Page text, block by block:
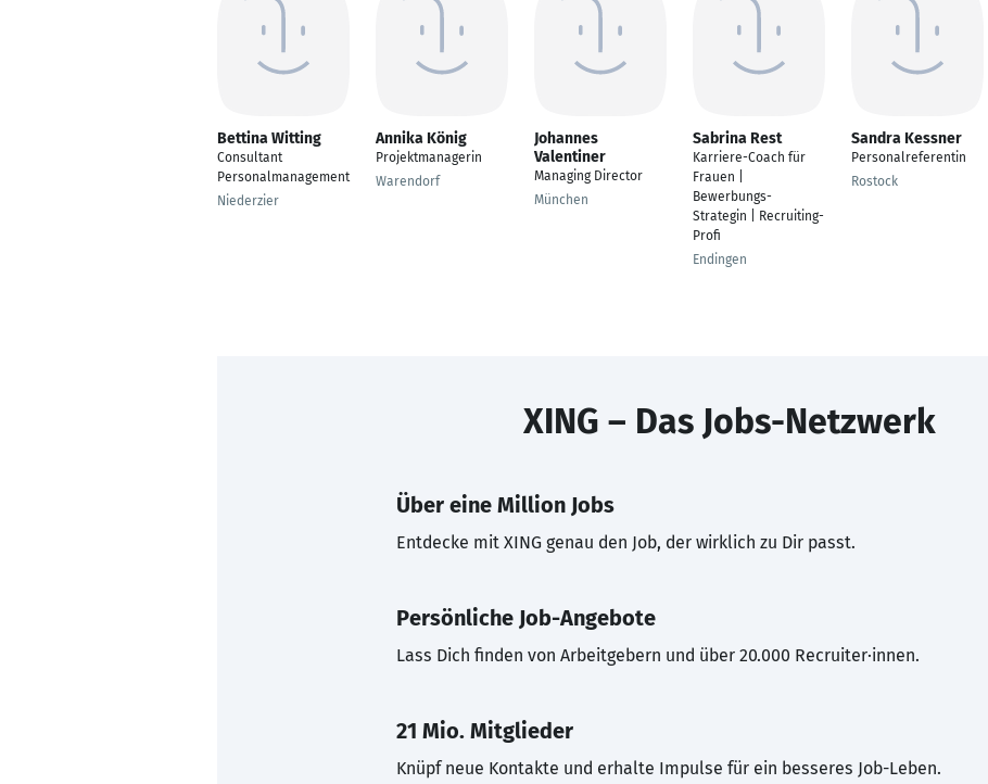
Bettina Witting
Consultant
Personalmanagement
Niederzier
Annika König
Projektmanagerin
Warendorf
Johannes
Valentiner
Managing Director
München
Sabrina Rest
Karriere-Coach für
Frauen |
Bewerbungs-
Strategin | Recruiting-
Profi
Endingen
Sandra Kessner
Personalreferentin
Rostock
XING – Das Jobs-Netzwerk
Über eine Million Jobs
Entdecke mit XING genau den Job, der wirklich zu Dir passt.
Persönliche Job-Angebote
Lass Dich finden von Arbeitgebern und über 20.000 Recruiter·innen.
21 Mio. Mitglieder
Knüpf neue Kontakte und erhalte Impulse für ein besseres Job-Leben.